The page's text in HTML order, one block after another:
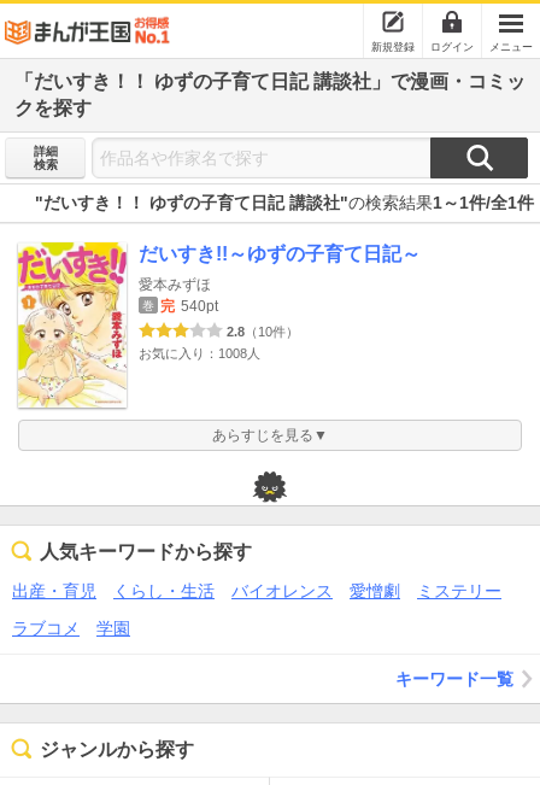
新規登録 ログイン メニュー
「だいすき！！ ゆずの子育て日記 講談社」で漫画・コミッ
クを探す
詳細
検索
"だいすき！！ ゆずの子育て日記 講談社"の検索結果1～1件/全1件
だいすき!!～ゆずの子育て日記～
愛本みずほ
巻 完 540pt
2.8 （10件）
お気に入り：1008人
あらすじを見る▼
人気キーワードから探す
出産・育児 くらし・生活 バイオレンス 愛憎劇
ミステリー
ラブコメ
学園
キーワード一覧
ジャンルから探す